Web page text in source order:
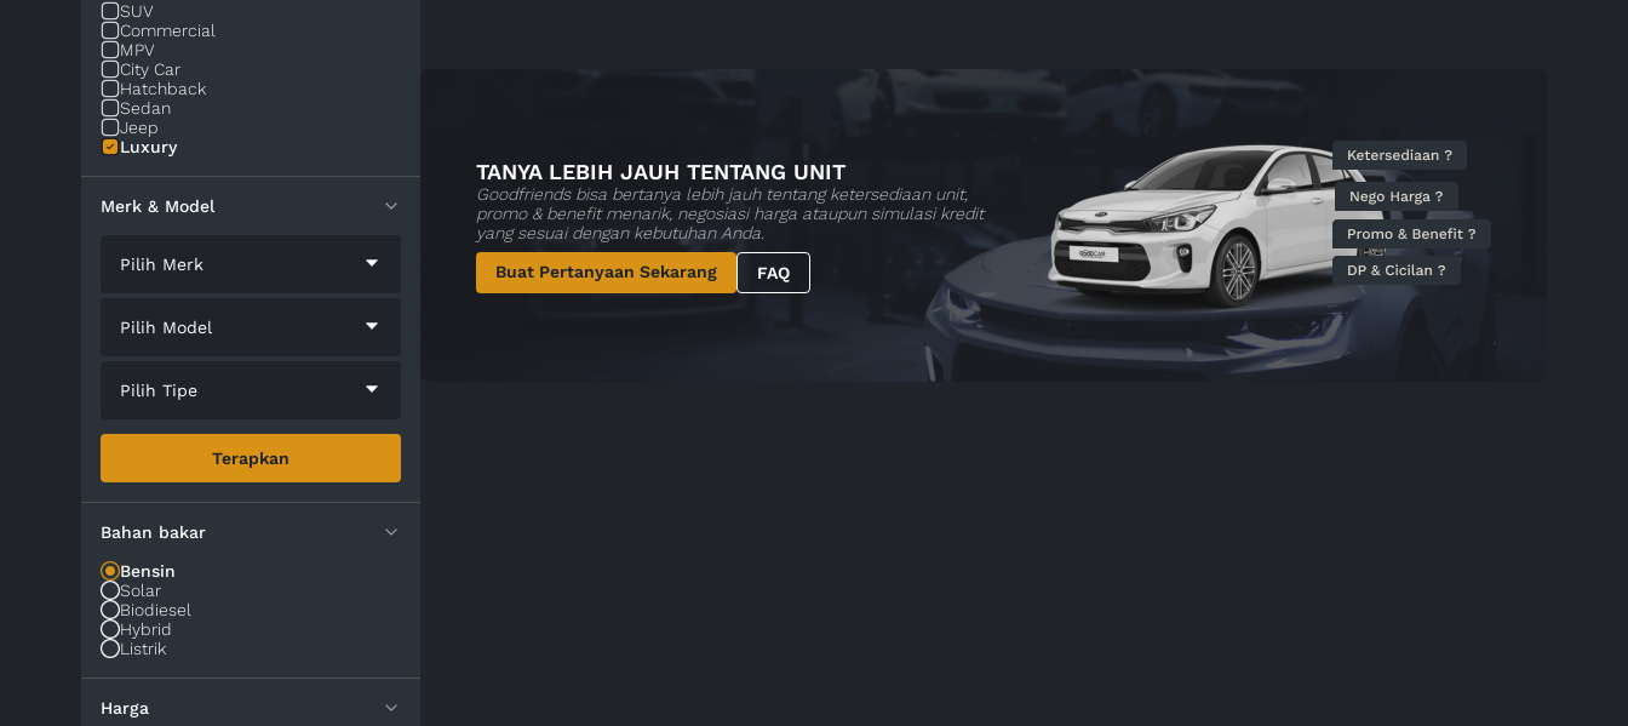
SUV
Commercial
MPV
City Car
Hatchback
Sedan
Jeep
Luxury
Merk & Model
Pilih Merk
Pilih Model
Pilih Tipe
Terapkan
Bahan bakar
Bensin
Solar
Biodiesel
Hybrid
Listrik
Harga
TANYA LEBIH JAUH TENTANG UNIT
Goodfriends bisa bertanya lebih jauh tentang ketersediaan unit,
promo & benefit menarik, negosiasi harga ataupun simulasi kredit
yang sesuai dengan kebutuhan Anda.
Buat Pertanyaan Sekarang
FAQ